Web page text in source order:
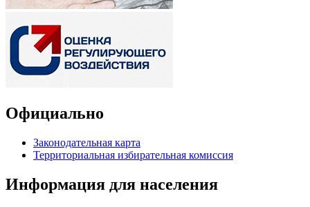
Официально
Законодательная карта
Территориальная избирательная комиссия
Информация для населения